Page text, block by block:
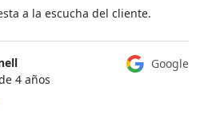
a la escucha del cliente.
Google
4 años